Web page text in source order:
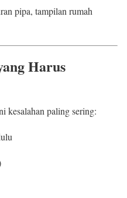
pipa, tampilan rumah
Harus
kesalahan paling sering: